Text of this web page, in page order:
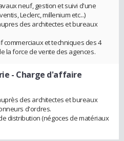
neuf, gestion et suivi d'une
Leclerc, millenium etc...)
des architectes et bureaux
et techniques des 4
la force de vente des agences.
- Charge d'affaire
des architectes et bureaux
d'ordres.
distribution (négoces de matériaux